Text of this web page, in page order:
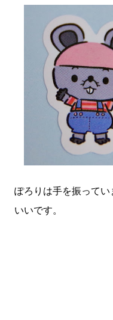
ぽろりは手を振って
いいです。